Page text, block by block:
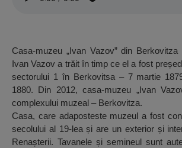
Casa-muzeu „Ivan Vazov” din
Ivan Vazov a trăit în timp ce el a fost
sectorului 1 în Berkovitsa – 7 martie
1880. Din 2012, casa-muzeu „Ivan
complexului muzeal – Berkovitza.
Casa, care adaposteste muzeul a fost
secolului al 19-lea și are un exterior și
Renașterii. Tavanele și semineul sunt